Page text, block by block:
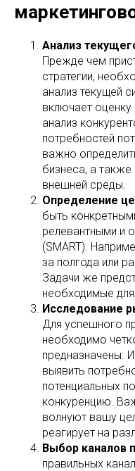
Анализ
Прежде чем
стратегии,
анализ текущей
включает
анализ
потребностей
важно
бизнеса, а
внешней среды.
Определение
быть
релевантными и
(SMART).
за полгода или
Задачи же
необходимые
Исследование
Для успешного
необходимо
предназначены.
выявить
потенциальных
конкуренцию.
волнуют вашу
реагирует на
Выбор каналов
правильных